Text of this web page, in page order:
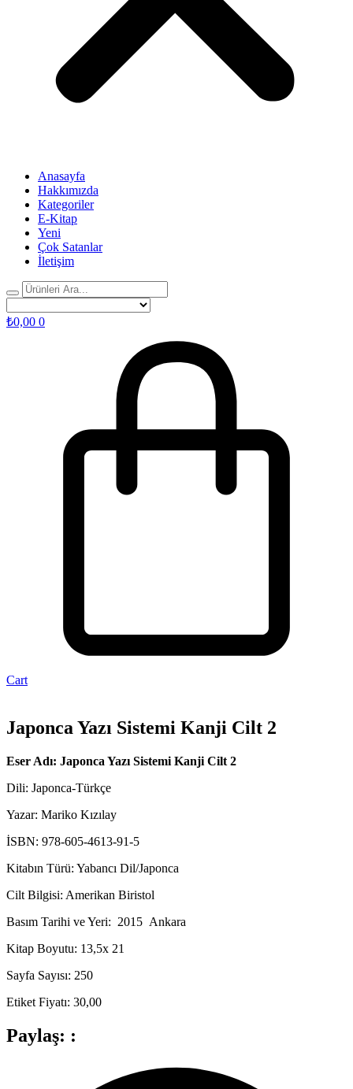
Anasayfa
Hakkımızda
Kategoriler
E-Kitap
Yeni
Çok Satanlar
İletişim
₺0,00 0
Cart
Japonca Yazı Sistemi Kanji Cilt 2
Eser Adı: Japonca Yazı Sistemi Kanji Cilt 2
Dili: Japonca-Türkçe
Yazar: Mariko Kızılay
İSBN: 978-605-4613-91-5
Kitabın Türü: Yabancı Dil/Japonca
Cilt Bilgisi: Amerikan Biristol
Basım Tarihi ve Yeri: 2015 Ankara
Kitap Boyutu: 13,5x 21
Sayfa Sayısı: 250
Etiket Fiyatı: 30,00
Paylaş: :